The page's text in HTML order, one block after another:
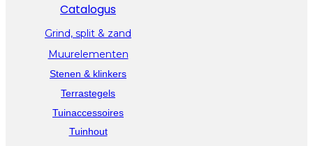
Catalogus
Grind, split & zand
Muurelementen
Stenen & klinkers
Terrastegels
Tuinaccessoires
Tuinhout